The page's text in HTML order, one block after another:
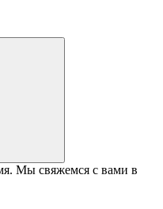
Мы свяжемся с вами в